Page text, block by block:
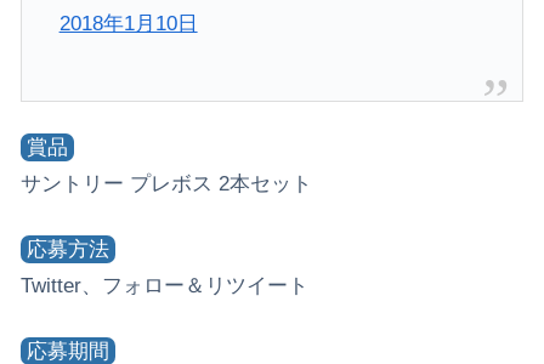
2018年1月10日
賞品
サントリー プレボス 2本セット
応募方法
Twitter、フォロー＆リツイート
応募期間